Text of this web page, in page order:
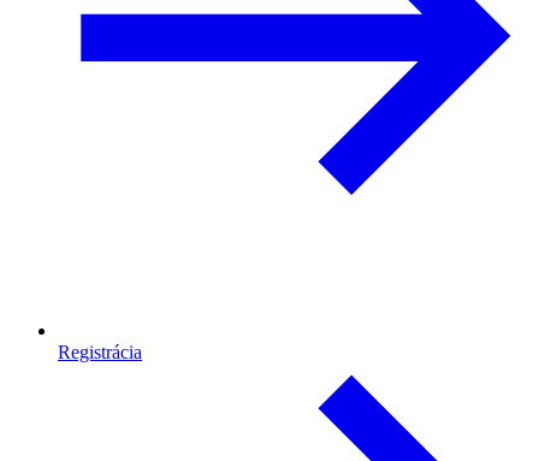
Registrácia